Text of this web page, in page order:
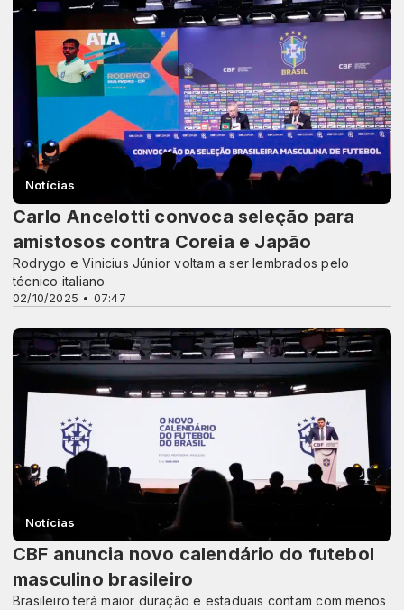
Notícias
02/10/2025 • 07:47
Carlo Ancelotti convoca seleção para
amistosos contra Coreia e Japão
Rodrygo e Vinicius Júnior voltam a ser lembrados pelo
técnico italiano
Notícias
CBF anuncia novo calendário do futebol
masculino brasileiro
Brasileiro terá maior duração e estaduais contam com menos